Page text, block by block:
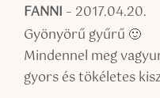
Értékel
és:
5
/ 5
FANNI – 2017.04.20.
Gyönyörű gyűrű 🙂
Mindennel meg
gyors és tökéletes